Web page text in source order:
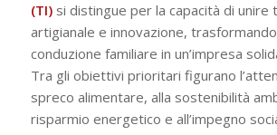
(TI)si distingue per la capacità di unire
artigianale e innovazione,
conduzione familiare in un’impresa
Tra gli obiettivi prioritari figurano
spreco alimentare, alla sostenibilità
risparmio energetico e all’impegno